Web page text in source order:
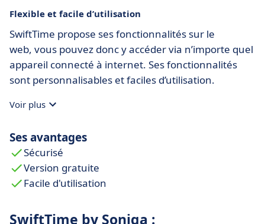
Flexible et facile d’utilisation
SwiftTime propose ses fonctionnalités sur le
web, vous pouvez donc y accéder via n’importe quel
appareil connecté à internet. Ses fonctionnalités
sont personnalisables et faciles d’utilisation.
Voir plus
Ses avantages
Sécurisé
Version gratuite
Facile d'utilisation
SwiftTime by Soniga :